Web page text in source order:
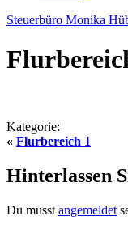
Steuerbüro Monika
Kategorie:
« Flurbereich 1
Hinterlassen
Du musst angemeldet